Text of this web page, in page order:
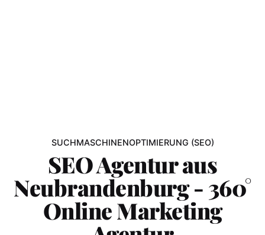
SUCHMASCHINENOPTIMIERUNG (SEO)
SEO Agentur aus
Neubrandenburg - 360°
Online Marketing